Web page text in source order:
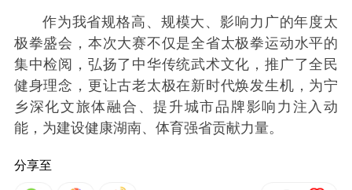
作为我省规格高、规模大、影响力广的年度太
极拳盛会，本次大赛不仅是全省太极拳运动水平的
集中检阅，弘扬了中华传统武术文化，推广了全民
健身理念，更让古老太极在新时代焕发生机，为宁
乡深化文旅体融合、提升城市品牌影响力注入动
能，为建设健康湖南、体育强省贡献力量。
分享至